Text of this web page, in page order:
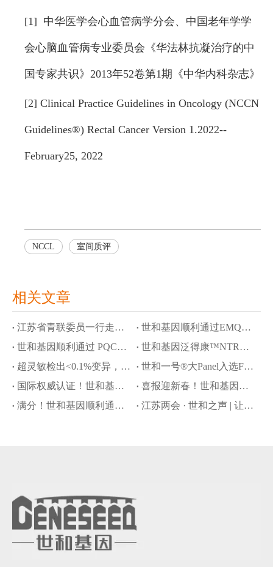
[1] 中华医学会心血管病学分会、中国老年学学
会心脑血管病专业委员会《华法林抗凝治疗的中
国专家共识》2013年52卷第1期《中华内科杂志》
[2] Clinical Practice Guidelines in Oncology (NCCN
Guidelines®) Rectal Cancer Version 1.2022--
February25, 2022
NCCL 室间质评
相关文章
江苏省青联委员一行走访世和基因
世和基因顺利通过EMQN四项室间质评
世和基因顺利通过 PQCC 胃癌 Claudin 18.2 免疫组化判读能力验证
世和基因泛得康™NTRK试剂盒再获批瑞普替尼伴随诊断
超灵敏检出<0.1%变异，世和基因满分通过CAP cfDNA室间质评
世和一号®大Panel入选FDA人工智能医疗器械清单
国际权威认证！世和基因TMB、PD-L1检测通过CAP室间质评，让免疫治疗更精准
喜报迎新春！世和基因荣获浙江省科学技术一等奖
满分！世和基因顺利通过NCCL石蜡包埋DNA提取室间质评
江苏两会 · 世和之声 | 让民营创新力更好融入发展大局